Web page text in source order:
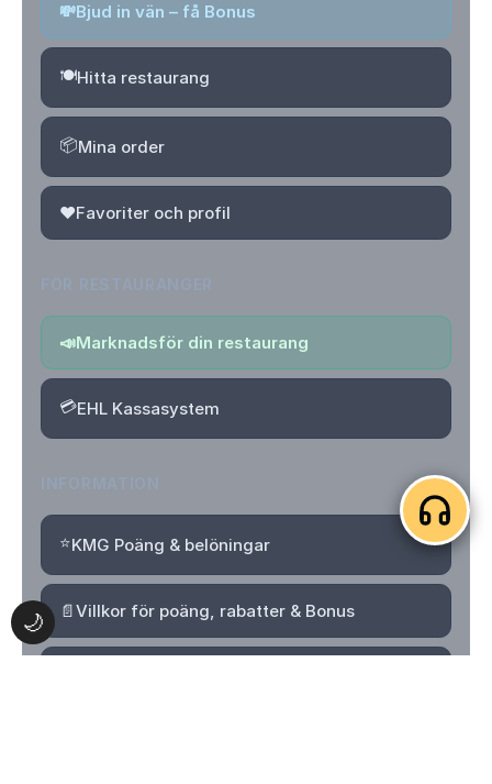
🌙
💸Bjud in vän – få Bonus
🍽️Hitta restaurang
📦Mina order
❤️Favoriter och profil
📣Marknadsför din restaurang
💳EHL Kassasystem
⭐KMG Poäng & belöningar
📄Villkor för poäng, rabatter & Bonus